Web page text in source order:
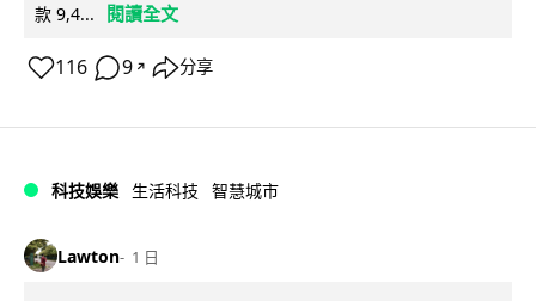
款 9,4...
閱讀全文
116 9 ↗ 分享
科技娛樂 生活科技 智慧城市
Lawton 1 日